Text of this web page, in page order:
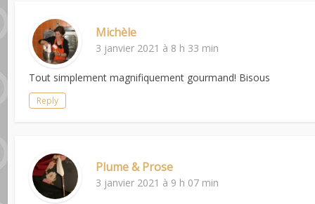
Michèle
3 janvier 2021 à 8 h 33 min
Tout simplement magnifiquement gourmand! Bisous
Reply
Plume & Prose
3 janvier 2021 à 9 h 07 min